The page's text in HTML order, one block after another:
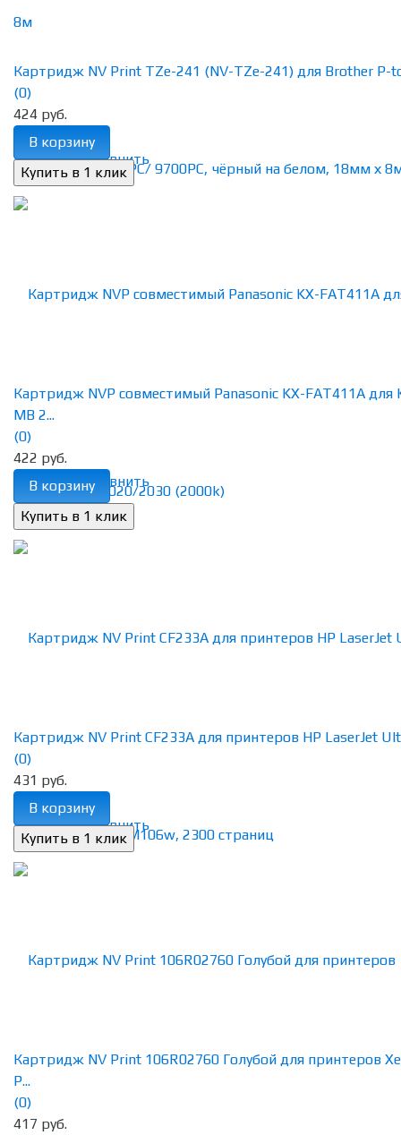
избранное сравнить
Картридж NV Print TZe-241 (NV-TZe-241) для Brother P-
(0)
424 руб.
В корзину
избранное сравнить
Картридж NVP совместимый Panasonic KX-FAT411А для
MB 2...
(0)
422 руб.
В корзину
избранное сравнить
Картридж NV Print CF233A для принтеров HP LaserJet
(0)
431 руб.
В корзину
Картридж NV Print 106R02760 Голубой для принтеров
P...
(0)
417 руб.